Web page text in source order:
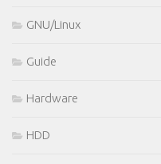
GNU/Linux
Guide
Hardware
HDD